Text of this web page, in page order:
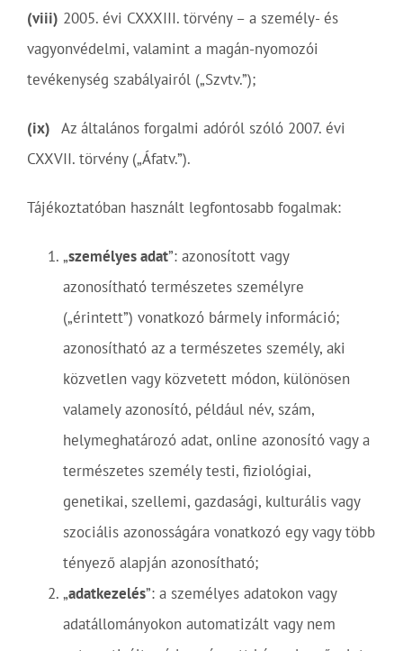
(viii) 2005. évi CXXXIII. törvény – a személy- és
vagyonvédelmi, valamint a magán-nyomozói
tevékenység szabályairól („Szvtv.”);
(ix) Az általános forgalmi adóról szóló 2007. évi
CXXVII. törvény („Áfatv.”).
Tájékoztatóban használt legfontosabb fogalmak:
„személyes adat”: azonosított vagy
azonosítható természetes személyre
(„érintett”) vonatkozó bármely információ;
azonosítható az a természetes személy, aki
közvetlen vagy közvetett módon, különösen
valamely azonosító, például név, szám,
helymeghatározó adat, online azonosító vagy a
természetes személy testi, fiziológiai,
genetikai, szellemi, gazdasági, kulturális vagy
szociális azonosságára vonatkozó egy vagy több
tényező alapján azonosítható;
„adatkezelés”: a személyes adatokon vagy
adatállományokon automatizált vagy nem